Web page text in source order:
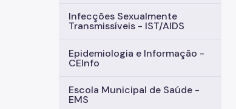
Infecções Sexualmente
Transmissíveis - IST/AIDS
Epidemiologia e Informação -
CEInfo
Escola Municipal de Saúde -
EMS